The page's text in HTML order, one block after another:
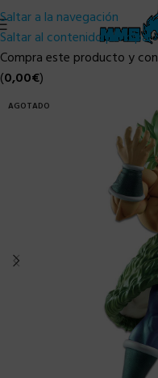
Saltar a la navegación
Saltar al contenido principal
Compra este producto y
(0,00€)
AGOTADO